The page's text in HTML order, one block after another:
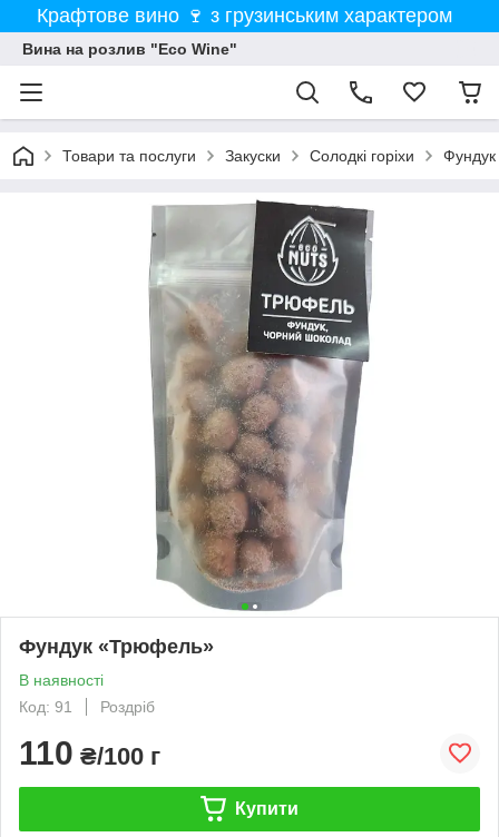
Крафтове вино 🍷 з грузинським характером
Вина на розлив "Eco Wine"
Товари та послуги Закуски Солодкі горіхи
Фундук «Трюфель»
В наявності
Код: 91
Роздріб
110 ₴/100 г
Купити